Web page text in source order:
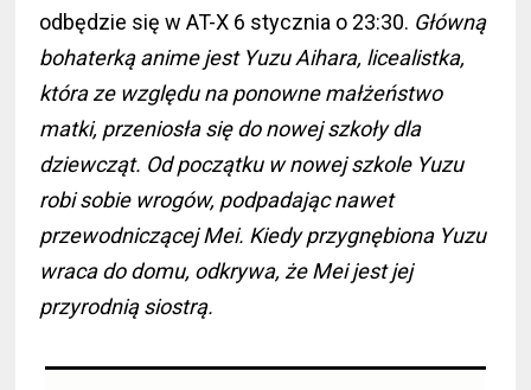
odbędzie się w AT-X 6 stycznia o 23:30. Główną
bohaterką anime jest Yuzu Aihara, licealistka,
która ze względu na ponowne małżeństwo
matki, przeniosła się do nowej szkoły dla
dziewcząt. Od początku w nowej szkole Yuzu
robi sobie wrogów, podpadając nawet
przewodniczącej Mei. Kiedy przygnębiona Yuzu
wraca do domu, odkrywa, że Mei jest jej
przyrodnią siostrą.